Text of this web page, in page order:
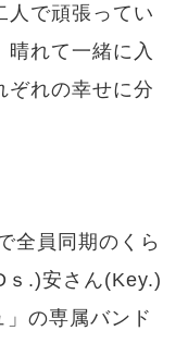
人で頑張ってい
晴れて一緒に入
ぞれの幸せに分
全員同期のくら
.)安さん(Key.)
の専属バンド